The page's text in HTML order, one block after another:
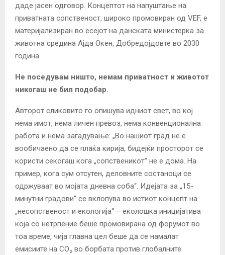
даде јасен одговор. Концептот на напуштање на
приватната сопственост, широко промовиран од VEF, е
материјализиран во есејот на данската министерка за
животна средина Ајда Окен, Добредојдовте во 2030
година.
Не поседувам ништо, немам приватност и животот
никогаш не бил подобар.
Авторот сликовито го опишува идниот свет, во кој
нема имот, нема личен превоз, нема конвенционална
работа и нема загадување: „Во нашиот град не е
вообичаено да се плаќа кирија, бидејќи просторот се
користи секогаш кога „сопственикот“ не е дома. На
пример, кога сум отсутен, деловните состаноци се
одржуваат во мојата дневна соба“. Идејата за „15-
минутни градови“ се вклопува во истиот концепт на
„несопственост и екологија“ – еколошка иницијатива
која со нетрпение беше промовирана од форумот во
тоа време, чија главна цел беше да се намалат
емисиите на CO₂ во борбата против глобалните